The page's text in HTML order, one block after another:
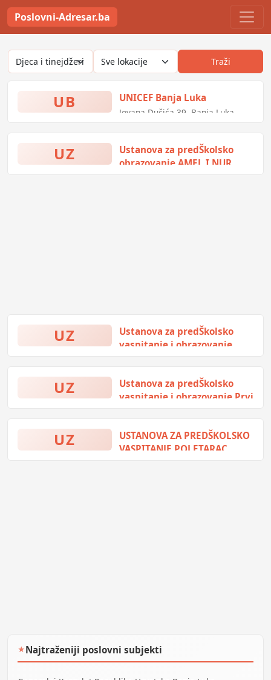
Poslovni-Adresar.ba
Traži
UB UNICEF Banja Luka
Jovana Dučića 39, Banja Luka,
UZ
Ustanova za predŠkolsko
obrazovanje AMEL I NUR
UZ
Ustanova za predŠkolsko
vaspitanje i obrazovanje
Hercegovina
UZ
Ustanova za predŠkolsko
vaspitanje i obrazovanje Prvi
Hercegovina
UZ
USTANOVA ZA PREDŠKOLSKO
VASPITANJE POLETARAC
★Najtraženiji poslovni subjekti